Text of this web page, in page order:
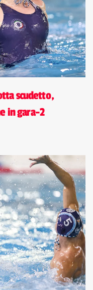
scudetto,
in gara-2